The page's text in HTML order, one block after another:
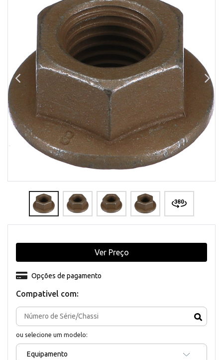
Compativel com:
ou selecione um modelo:
Equipamento
Opções de pagamento
Ver Preço